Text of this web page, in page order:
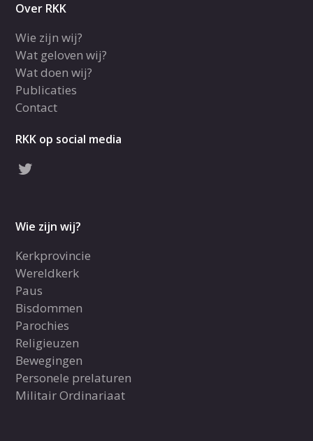
Over RKK
Wie zijn wij?
Wat geloven wij?
Wat doen wij?
Publicaties
Contact
RKK op social media
Wie zijn wij?
Kerkprovincie
Wereldkerk
Paus
Bisdommen
Parochies
Religieuzen
Bewegingen
Personele prelaturen
Militair Ordinariaat